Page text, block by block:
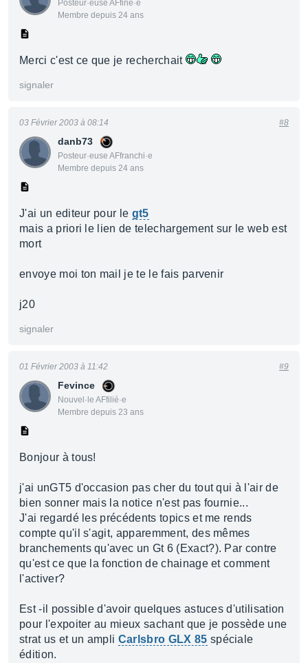
Posteur·euse AFfiné·e
Membre depuis 24 ans
Merci c'est ce que je recherchait
signaler
danb73
Posteur·euse AFfranchi·e
Membre depuis 24 ans
03 Février 2003 à 08:14 #8
J'ai un editeur pour le gt5
mais a priori le lien de telechargement sur le web est
mort
envoye moi ton mail je te le fais parvenir
j20
signaler
Fevince
Nouvel·le AFfilié·e
Membre depuis 23 ans
01 Février 2003 à 11:42 #9
Bonjour à tous!
j'ai unGT5 d'occasion pas cher du tout qui à l'air de
bien sonner mais la notice n'est pas fournie...
J'ai regardé les précédents topics et me rends
compte qu'il s'agit, apparemment, des mêmes
branchements qu'avec un Gt 6 (Exact?). Par contre
qu'est ce que la fonction de chainage et comment
l'activer?
Est -il possible d'avoir quelques astuces d'utilisation
pour l'expoiter au mieux sachant que je possède une
strat us et un ampli Carlsbro GLX 85 spéciale
édition.